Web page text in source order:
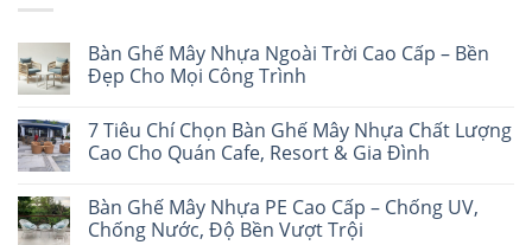
Bàn Ghế Mây Nhựa Ngoài Trời Cao Cấp – Bền
Đẹp Cho Mọi Công Trình
7 Tiêu Chí Chọn Bàn Ghế Mây Nhựa Chất Lượng
Cao Cho Quán Cafe, Resort & Gia Đình
Bàn Ghế Mây Nhựa PE Cao Cấp – Chống UV,
Chống Nước, Độ Bền Vượt Trội